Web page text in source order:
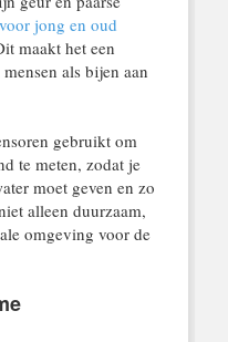
jong en oud
maakt het een
als bijen aan
gebruikt om
te meten, zodat je
moet geven en zo
alleen duurzaam,
omgeving voor de